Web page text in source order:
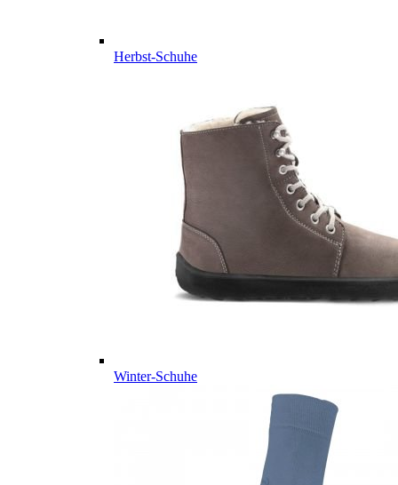
Herbst-Schuhe
Winter-Schuhe